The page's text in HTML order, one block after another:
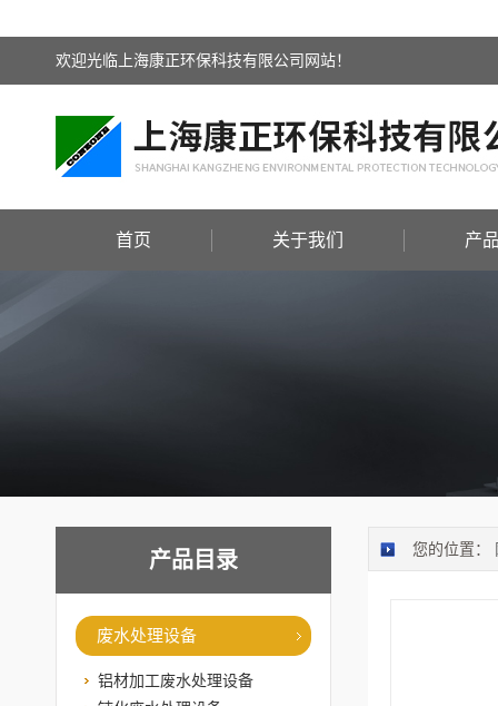
欢迎光临上海康正环保科技有限公司网站！
首页 关于我们 产
产品目录
废水处理设备
铝材加工废水处理设备
您的位置：